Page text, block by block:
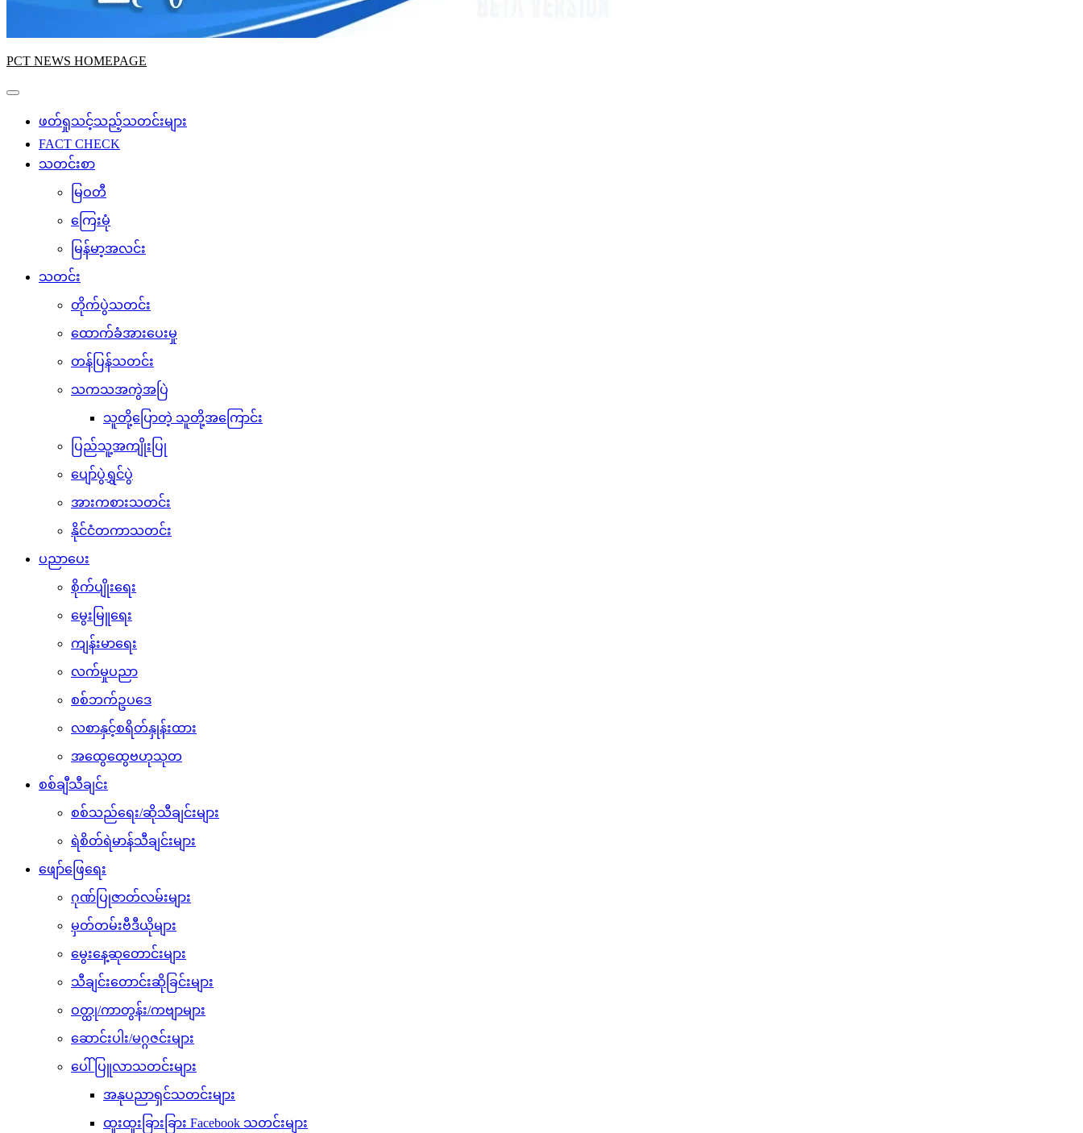
PCT NEWS HOMEPAGE
ဖတ်ရှုသင့်သည့်သတင်းများ
FACT CHECK
သတင်းစာ
မြဝတီ
ကြေးမုံ
မြန်မာ့အလင်း
သတင်း
တိုက်ပွဲသတင်း
ထောက်ခံအားပေးမှု
တန်ပြန်သတင်း
သကသအကွဲအပြဲ
သူတို့ပြောတဲ့ သူတို့အကြောင်း
ပြည်သူ့အကျိုးပြု
ပျော်ပွဲရွှင်ပွဲ
အားကစားသတင်း
နိုင်ငံတကာသတင်း
ပညာပေး
စိုက်ပျိုးရေး
မွေးမြူရေး
ကျန်းမာရေး
လက်မှုပညာ
စစ်ဘက်ဥပဒေ
လစာနှင့်စရိတ်နှုန်းထား
အထွေထွေဗဟုသုတ
စစ်ချီသီချင်း
စစ်သည်ရေး/ဆိုသီချင်းများ
ရဲစိတ်ရဲမာန်သီချင်းများ
ဖျော်ဖြေရေး
ဂုဏ်ပြုဇာတ်လမ်းများ
မှတ်တမ်းဗီဒီယိုများ
မွေးနေ့ဆုတောင်းများ
သီချင်းတောင်းဆိုခြင်းများ
ဝတ္ထု/ကာတွန်း/ကဗျာများ
ဆောင်းပါး/မဂ္ဂဇင်းများ
ပေါ်ပြူလာသတင်းများ
အနုပညာရှင်သတင်းများ
ထူးထူးခြားခြား Facebook သတင်းများ